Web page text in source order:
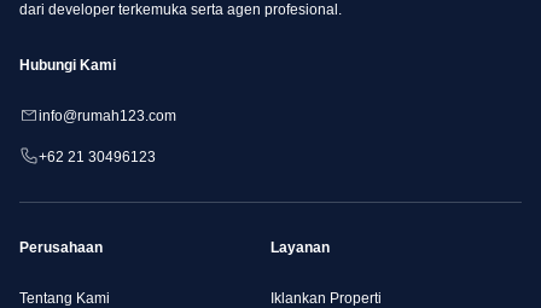
dari developer terkemuka serta agen profesional.
Perusahaan
Tentang Kami
Layanan
Iklankan Properti
Hubungi Kami
info@rumah123.com
+62 21 30496123